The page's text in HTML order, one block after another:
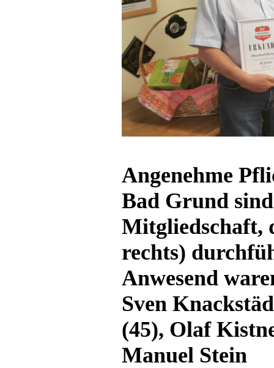
Angenehme
Bad Grund
Mitgliedschaft,
rechts)
Anwesend
Sven
(45), Olaf
Manuel Stein